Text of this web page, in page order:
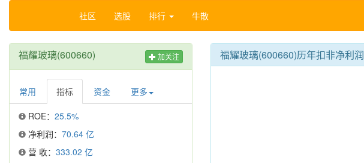
社区 选股 排行 牛散
福耀玻璃(600660) 加关注
常用 指标 资金 更多
ROE： 25.5%
净利润： 70.64 亿
营 收： 333.02 亿
福耀玻璃(600660)历年扣非净利润